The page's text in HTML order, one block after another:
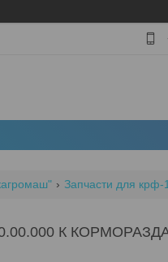
Запчасти для крф-
К